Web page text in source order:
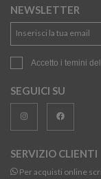
NEWSLETTER
Accetto i temini
SEGUICI SU
SERVIZIO CLIENTI
Per acquisti online